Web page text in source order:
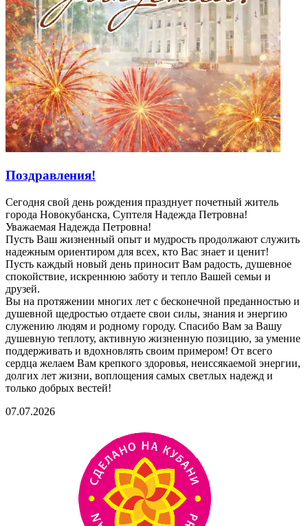
Поздравления!
Сегодня свой день рождения празднует почетный житель
города Новокубанска, Суптеля Надежда Петровна!
Уважаемая Надежда Петровна!
Пусть Ваш жизненный опыт и мудрость продолжают служить
надежным ориентиром для всех, кто Вас знает и ценит!
Пусть каждый новый день приносит Вам радость, душевное
спокойствие, искреннюю заботу и тепло Вашей семьи и
друзей.
Вы на протяжении многих лет с бесконечной преданностью и
душевной щедростью отдаете свои силы, знания и энергию
служению людям и родному городу. Спасибо Вам за Вашу
душевную теплоту, активную жизненную позицию, за умение
поддерживать и вдохновлять своим примером! От всего
сердца желаем Вам крепкого здоровья, неиссякаемой энергии,
долгих лет жизни, воплощения самых светлых надежд и
только добрых вестей!
07.07.2026